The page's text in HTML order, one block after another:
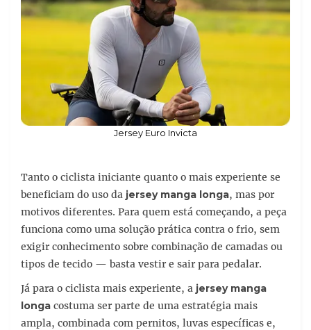
Jersey Euro Invicta
Tanto o ciclista iniciante quanto o mais experiente se
beneficiam do uso da jersey manga longa, mas por
motivos diferentes. Para quem está começando, a peça
funciona como uma solução prática contra o frio, sem
exigir conhecimento sobre combinação de camadas ou
tipos de tecido — basta vestir e sair para pedalar.
Já para o ciclista mais experiente, a jersey manga
longa costuma ser parte de uma estratégia mais
ampla, combinada com pernitos, luvas específicas e,